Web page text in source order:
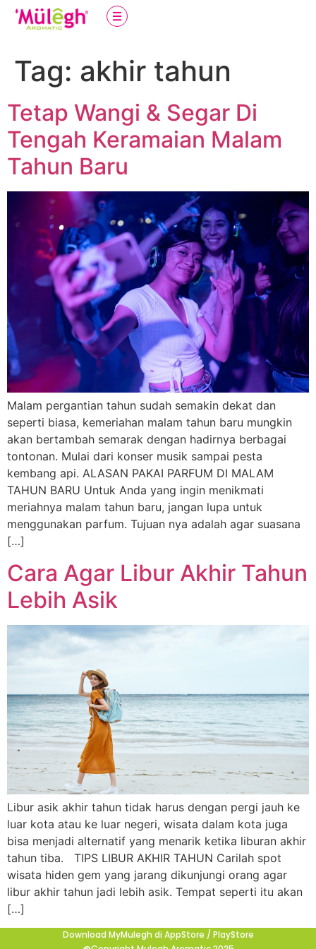
Tag: akhir tahun
Tetap Wangi & Segar Di
Tengah Keramaian Malam
Tahun Baru
Malam pergantian tahun sudah semakin dekat dan
seperti biasa, kemeriahan malam tahun baru mungkin
akan bertambah semarak dengan hadirnya berbagai
tontonan. Mulai dari konser musik sampai pesta
kembang api. ALASAN PAKAI PARFUM DI MALAM
TAHUN BARU Untuk Anda yang ingin menikmati
meriahnya malam tahun baru, jangan lupa untuk
menggunakan parfum. Tujuan nya adalah agar suasana
[…]
Cara Agar Libur Akhir Tahun
Lebih Asik
Libur asik akhir tahun tidak harus dengan pergi jauh ke
luar kota atau ke luar negeri, wisata dalam kota juga
bisa menjadi alternatif yang menarik ketika liburan akhir
tahun tiba. TIPS LIBUR AKHIR TAHUN Carilah spot
wisata hiden gem yang jarang dikunjungi orang agar
libur akhir tahun jadi lebih asik. Tempat seperti itu akan
[…]
Download MyMulegh di AppStore / PlayStore